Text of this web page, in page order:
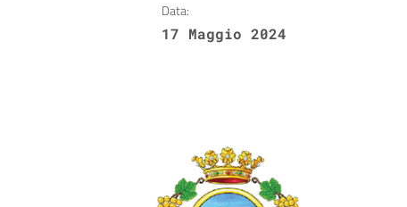
Data:
17 Maggio 2024